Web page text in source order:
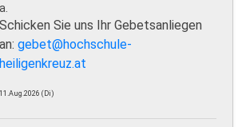
a.
Schicken Sie uns Ihr Gebetsanliegen
an: gebet@hochschule-
heiligenkreuz.at
11.Aug.2026 (Di)